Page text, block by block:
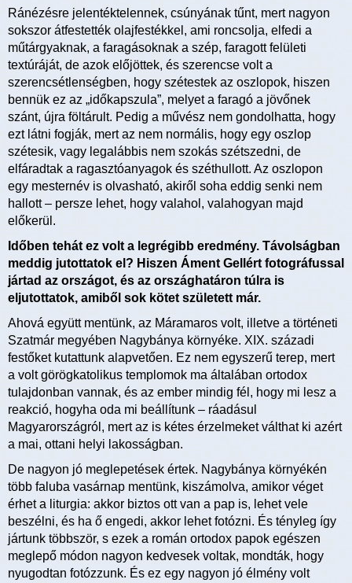
Ránézésre jelentéktelennek, csúnyának tűnt, mert nagyon
sokszor átfestették olajfestékkel, ami roncsolja, elfedi a
műtárgyaknak, a faragásoknak a szép, faragott felületi
textúráját, de azok előjöttek, és szerencse volt a
szerencsétlenségben, hogy szétestek az oszlopok, hiszen
bennük ez az „időkapszula”, melyet a faragó a jövőnek
szánt, újra föltárult. Pedig a művész nem gondolhatta, hogy
ezt látni fogják, mert az nem normális, hogy egy oszlop
szétesik, vagy legalábbis nem szokás szétszedni, de
elfáradtak a ragasztóanyagok és széthullott. Az oszlopon
egy mesternév is olvasható, akiről soha eddig senki nem
hallott – persze lehet, hogy valahol, valahogyan majd
előkerül.
Időben tehát ez volt a legrégibb eredmény. Távolságban
meddig jutottatok el? Hiszen Áment Gellért fotográfussal
jártad az országot, és az országhatáron túlra is
eljutottatok, amiből sok kötet született már.
Ahová együtt mentünk, az Máramaros volt, illetve a történeti
Szatmár megyében Nagybánya környéke. XIX. századi
festőket kutattunk alapvetően. Ez nem egyszerű terep, mert
a volt görögkatolikus templomok ma általában ortodox
tulajdonban vannak, és az ember mindig fél, hogy mi lesz a
reakció, hogyha oda mi beállítunk – ráadásul
Magyarországról, mert az is kétes érzelmeket válthat ki azért
a mai, ottani helyi lakosságban.
De nagyon jó meglepetések értek. Nagybánya környékén
több faluba vasárnap mentünk, kiszámolva, amikor véget
érhet a liturgia: akkor biztos ott van a pap is, lehet vele
beszélni, és ha ő engedi, akkor lehet fotózni. És tényleg így
jártunk többször, s ezek a román ortodox papok egészen
meglepő módon nagyon kedvesek voltak, mondták, hogy
nyugodtan fotózzunk. És ez egy nagyon jó élmény volt